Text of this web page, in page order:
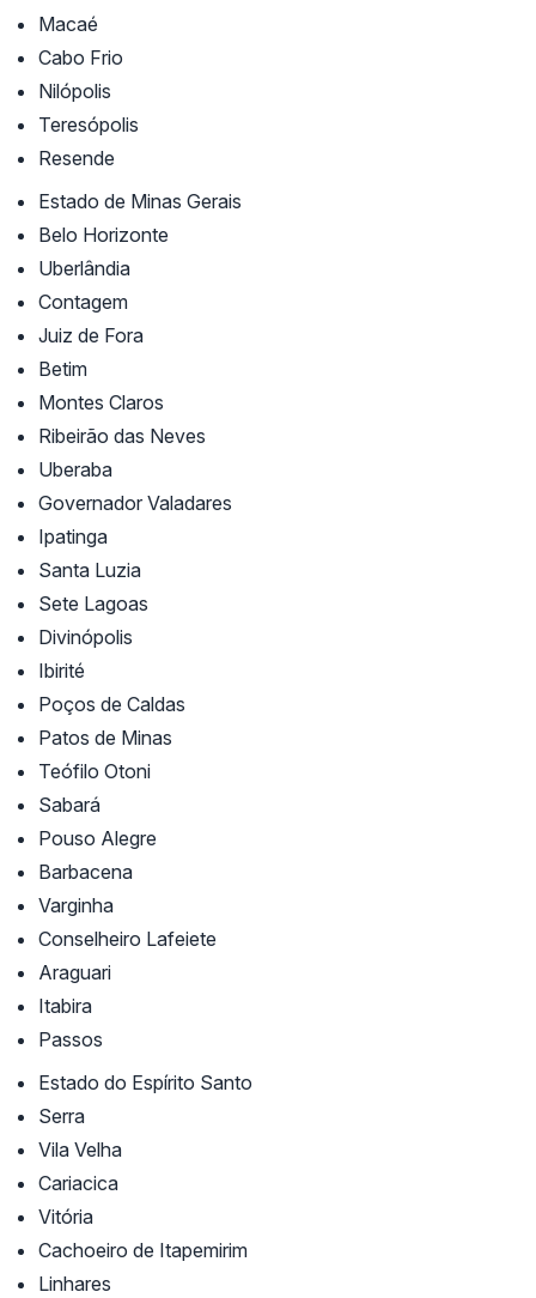
Macaé
Cabo Frio
Nilópolis
Teresópolis
Resende
Estado de Minas Gerais
Belo Horizonte
Uberlândia
Contagem
Juiz de Fora
Betim
Montes Claros
Ribeirão das Neves
Uberaba
Governador Valadares
Ipatinga
Santa Luzia
Sete Lagoas
Divinópolis
Ibirité
Poços de Caldas
Patos de Minas
Teófilo Otoni
Sabará
Pouso Alegre
Barbacena
Varginha
Conselheiro Lafeiete
Araguari
Itabira
Passos
Estado do Espírito Santo
Serra
Vila Velha
Cariacica
Vitória
Cachoeiro de Itapemirim
Linhares